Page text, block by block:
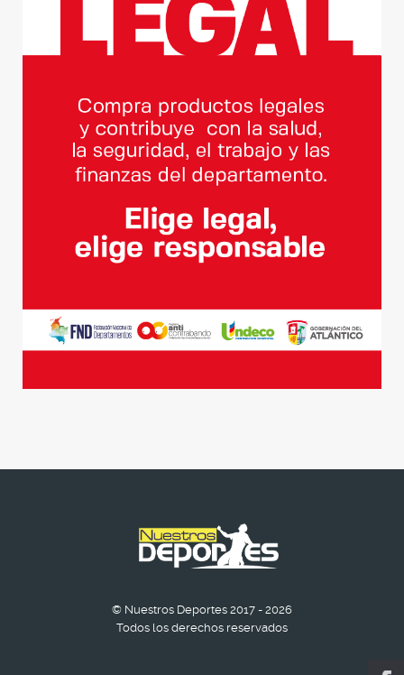
© Nuestros Deportes 2017 - 2026
Todos los derechos reservados